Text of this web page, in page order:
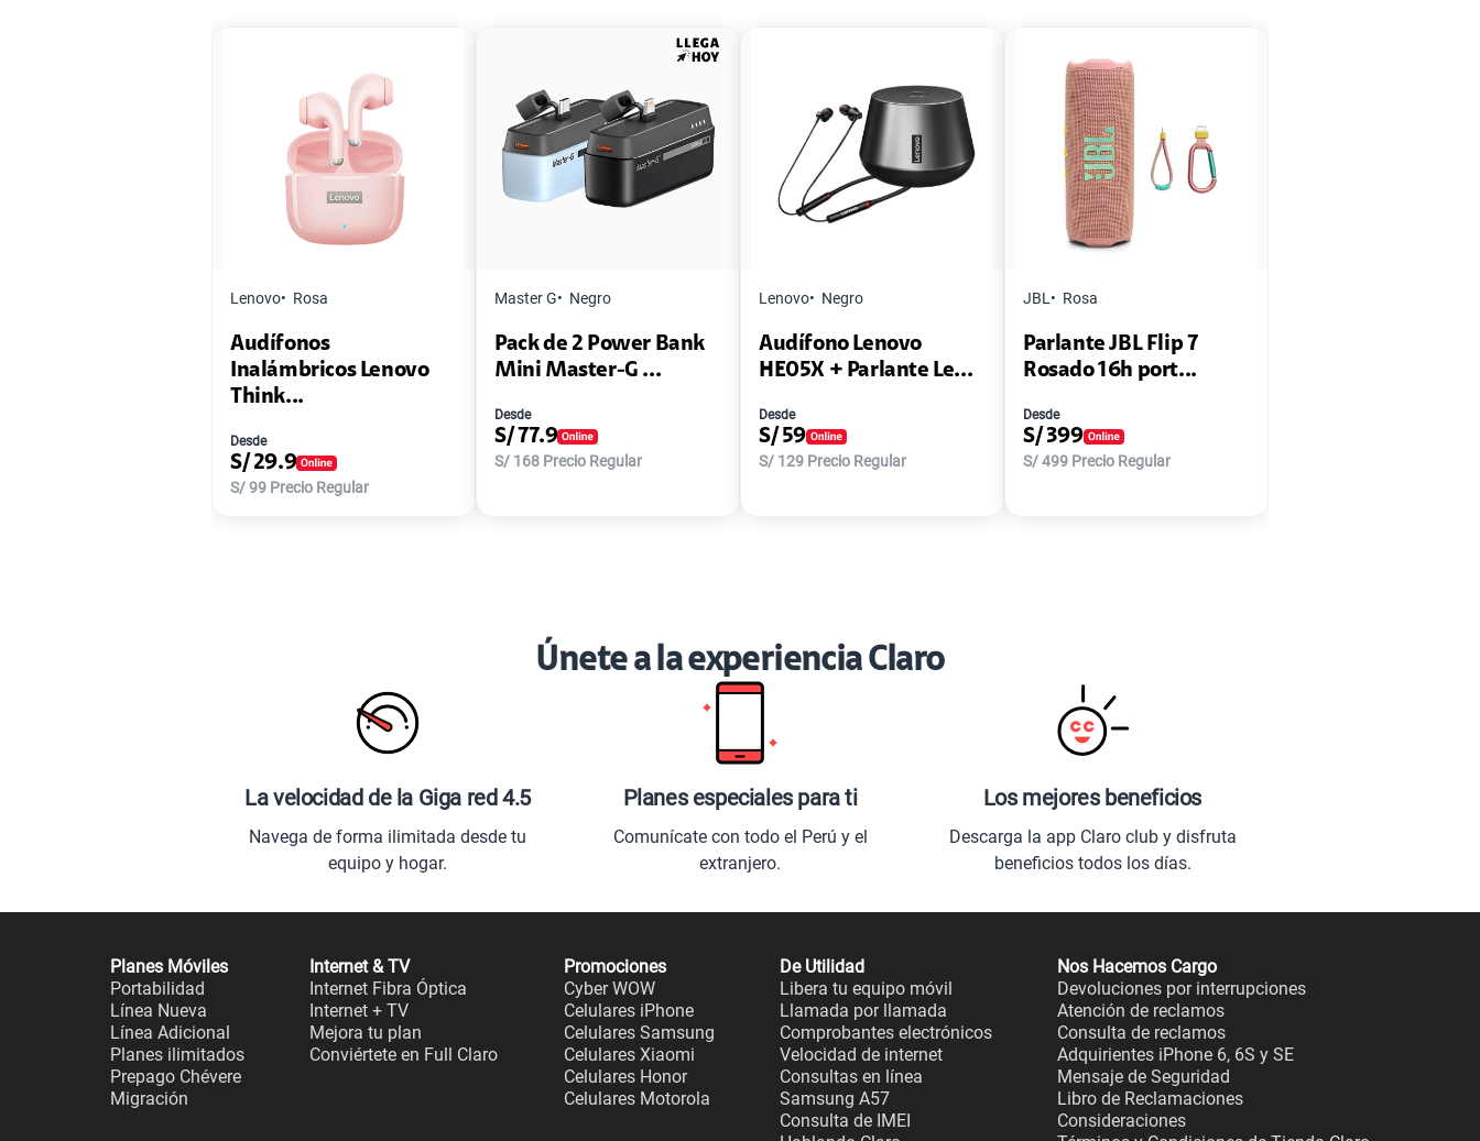
Lenovo Rosa
Audífonos
Inalámbricos Lenovo
Think...
Desde
S/ 29.9
S/99 Precio Regular
Master G Negro
Pack de 2 Power Bank
Mini Master-G ...
Desde
S/77.9
S/ 168 Precio Regular
Lenovo Negro
Audífono Lenovo
HE05X + Parlante Le...
Desde
S/ 59
S/ 129 Precio Regular
JBL Rosa
Parlante JBL Flip 7
Rosado 16h port...
Desde
S/ 399
S/499 Precio Regular
Únete a la experiencia Claro
La velocidad de la Giga red 4.5
Navega de forma ilimitada desde tu
equipo y hogar.
Planes especiales para ti
Comunícate con todo el Perú y el
extranjero.
Los mejores beneficios
Descarga la app Claro club y disfruta
beneficios todos los días.
Planes Móviles
Portabilidad
Línea Nueva
Línea Adicional
Planes ilimitados
Prepago Chévere
Migración
Internet & TV
Internet Fibra Óptica
Internet + TV
Mejora tu plan
Conviértete en Full Claro
Promociones
Cyber WOW
Celulares iPhone
Celulares Samsung
Celulares Xiaomi
Celulares Honor
Celulares Motorola
De Utilidad
Libera tu equipo móvil
Llamada por llamada
Comprobantes electrónicos
Velocidad de internet
Consultas en línea
Samsung A57
Consulta de IMEI
Nos Hacemos Cargo
Devoluciones por interrupciones
Atención de reclamos
Consulta de reclamos
Adquirientes iPhone 6, 6S y SE
Mensaje de Seguridad
Libro de Reclamaciones
Consideraciones